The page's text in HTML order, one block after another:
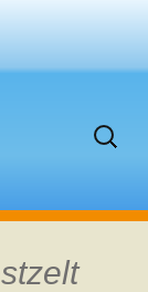
Suchen